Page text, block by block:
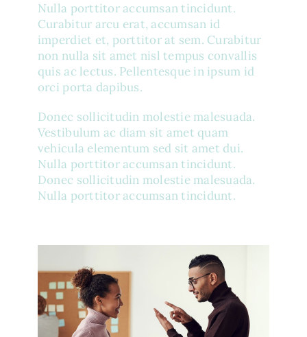
Nulla porttitor accumsan tincidunt.
Curabitur arcu erat, accumsan id
imperdiet et, porttitor at sem. Curabitur
non nulla sit amet nisl tempus convallis
quis ac lectus. Pellentesque in ipsum id
orci porta dapibus.
Donec sollicitudin molestie malesuada.
Vestibulum ac diam sit amet quam
vehicula elementum sed sit amet dui.
Nulla porttitor accumsan tincidunt.
Donec sollicitudin molestie malesuada.
Nulla porttitor accumsan tincidunt.